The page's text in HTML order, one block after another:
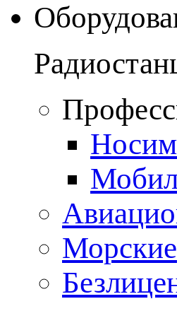
Морские